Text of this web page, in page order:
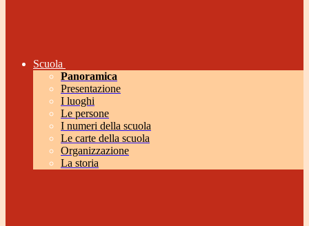
Scuola
Panoramica
Presentazione
I luoghi
Le persone
I numeri della scuola
Le carte della scuola
Organizzazione
La storia